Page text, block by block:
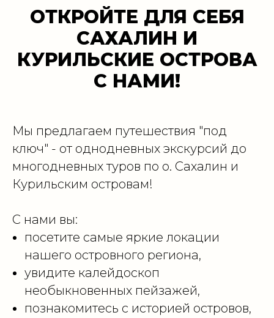
ОТКРОЙТЕ ДЛЯ СЕБЯ
САХАЛИН И
КУРИЛЬСКИЕ ОСТРОВА
С НАМИ!
Мы предлагаем путешествия "под
ключ" - от однодневных экскурсий до
многодневных туров по о. Сахалин и
Курильским островам!
С нами вы:
посетите самые яркие локации
нашего островного региона,
увидите калейдоскоп
необыкновенных пейзажей,
познакомитесь с историей островов,